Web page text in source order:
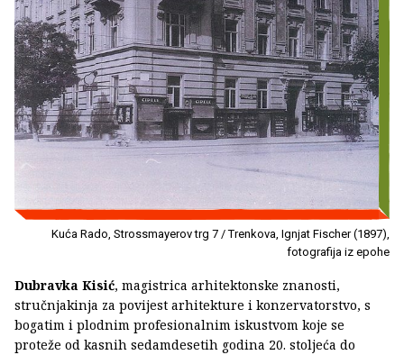
Kuća Rado, Strossmayerov trg 7 / Trenkova, Ignjat Fischer (1897),
fotografija iz epohe
Dubravka Kisić, magistrica arhitektonske znanosti,
stručnjakinja za povijest arhitekture i konzervatorstvo, s
bogatim i plodnim profesionalnim iskustvom koje se
proteže od kasnih sedamdesetih godina 20. stoljeća do